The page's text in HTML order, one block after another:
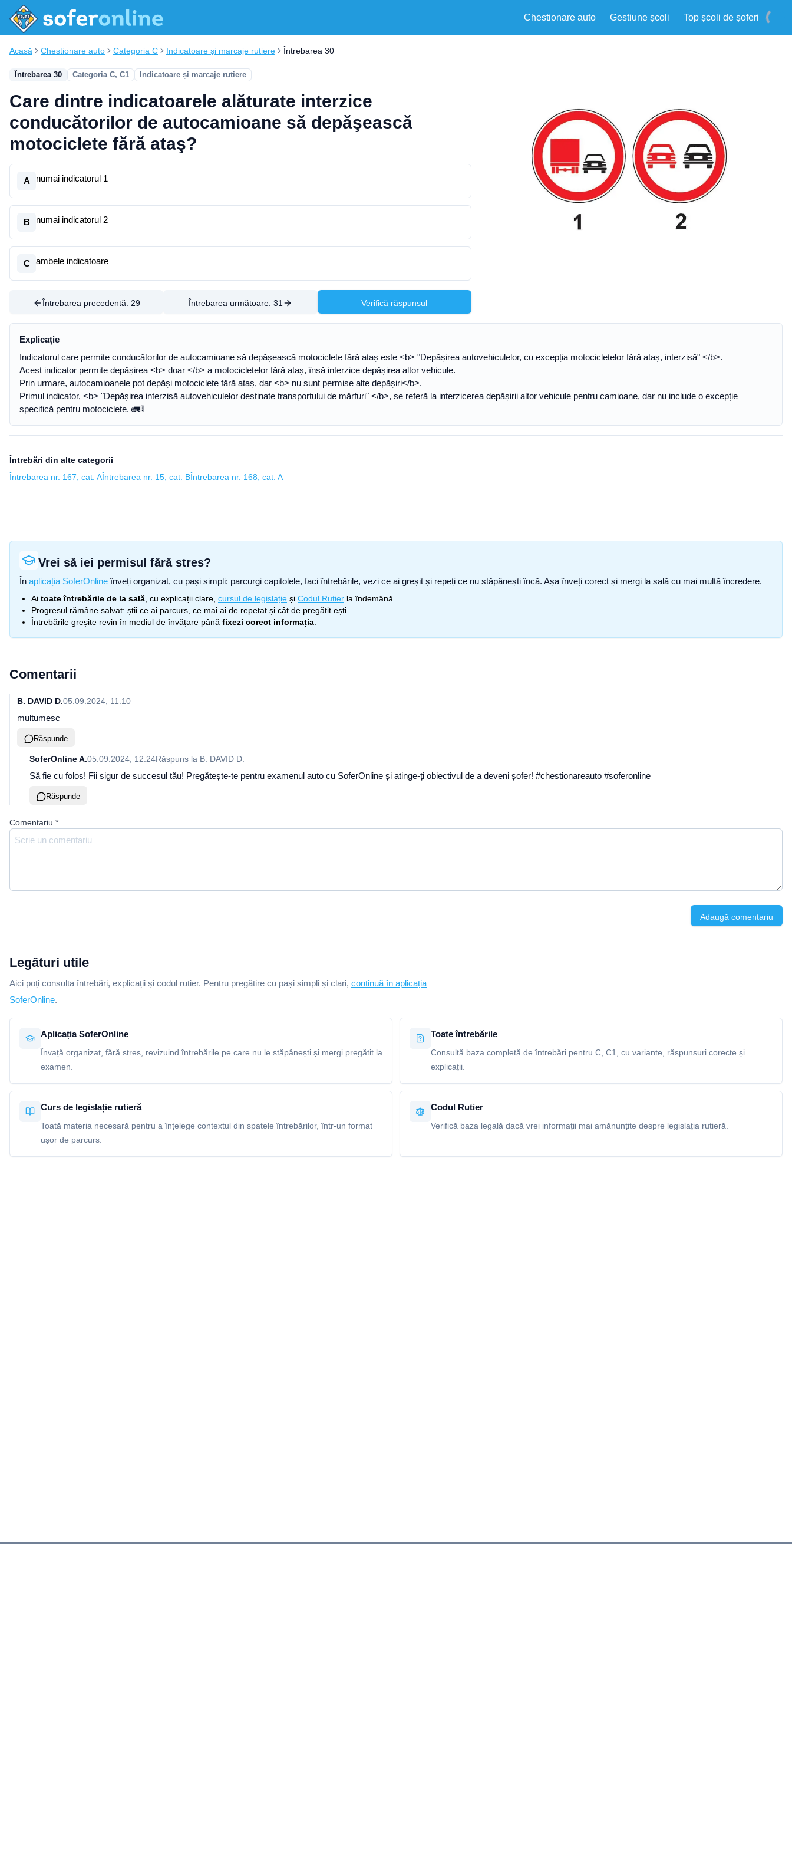
Chestionare auto Gestiune școli Top școli de șoferi
Acasă Chestionare auto Categoria C Indicatoare și marcaje rutiere Întrebarea 30
Întrebarea 30 Categoria C, C1 Indicatoare și marcaje rutiere
Care dintre indicatoarele alăturate interzice
conducătorilor de autocamioane să depăşească
motociclete fără ataş?
A numai indicatorul 1
B numai indicatorul 2
C ambele indicatoare
Întrebarea precedentă: 29 Întrebarea următoare: 31 Verifică răspunsul
Explicație
Indicatorul care permite conducătorilor de autocamioane să depășească motociclete fără ataș este <b> "Depășirea autovehiculelor, cu excepția motocicletelor fără ataș, interzisă" </b>.
Acest indicator permite depășirea <b> doar </b> a motocicletelor fără ataș, însă interzice depășirea altor vehicule.
Prin urmare, autocamioanele pot depăși motociclete fără ataș, dar <b> nu sunt permise alte depășiri</b>.
Primul indicator, <b> "Depășirea interzisă autovehiculelor destinate transportului de mărfuri" </b>, se referă la interzicerea depășirii altor vehicule pentru camioane, dar nu include o excepție
specifică pentru motociclete. 🚛🚦
Întrebări din alte categorii
Întrebarea nr. 167, cat. AÎntrebarea nr. 15, cat. BÎntrebarea nr. 168, cat. A
Vrei să iei permisul fără stres?
În aplicația SoferOnline înveți organizat, cu pași simpli: parcurgi capitolele, faci întrebările, vezi ce ai greșit și repeți ce nu stăpânești încă. Așa înveți corect și mergi la sală cu mai multă încredere.
Ai toate întrebările de la sală , cu explicații clare, cursul de legislație și Codul Rutier la îndemână.
Progresul rămâne salvat: știi ce ai parcurs, ce mai ai de repetat și cât de pregătit ești.
Întrebările greșite revin în mediul de învățare până fixezi corect informația
Comentarii
B. DAVID D.05.09.2024, 11:10
multumesc
Răspunde
SoferOnline A.05.09.2024, 12:24Răspuns la B. DAVID D.
Să fie cu folos! Fii sigur de succesul tău! Pregătește-te pentru examenul auto cu SoferOnline și atinge-ți obiectivul de a deveni șofer! #chestionareauto #soferonline
Răspunde
Comentariu *
Adaugă comentariu
Legături utile
Aici poți consulta întrebări, explicații și codul rutier. Pentru pregătire cu pași simpli și clari, continuă în aplicația
SoferOnline.
Aplicația SoferOnline
Învață organizat, fără stres, revizuind întrebările pe care nu le stăpânești și mergi pregătit la
examen.
Toate întrebările
Consultă baza completă de întrebări pentru C, C1, cu variante, răspunsuri corecte și
explicații.
Curs de legislație rutieră
Toată materia necesară pentru a înțelege contextul din spatele întrebărilor, într-un format
ușor de parcurs.
Codul Rutier
Verifică baza legală dacă vrei informații mai amănunțite despre legislația rutieră.